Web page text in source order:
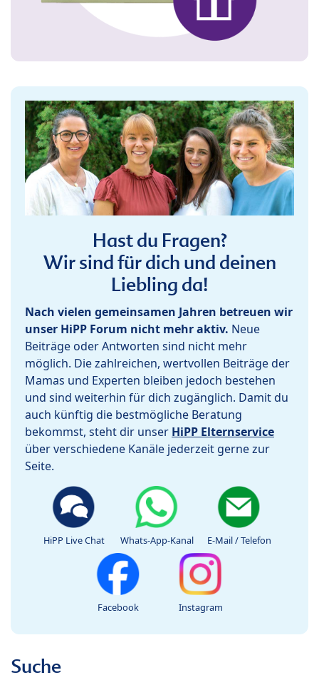
Hast du Fragen?
Wir sind für dich und deinen
Liebling da!
Nach vielen gemeinsamen Jahren betreuen wir
unser HiPP Forum nicht mehr aktiv. Neue
Beiträge oder Antworten sind nicht mehr
möglich. Die zahlreichen, wertvollen Beiträge der
Mamas und Experten bleiben jedoch bestehen
und sind weiterhin für dich zugänglich. Damit du
auch künftig die bestmögliche Beratung
bekommst, steht dir unser HiPP Elternservice
über verschiedene Kanäle jederzeit gerne zur
Seite.
HiPP Live Chat Whats-App-Kanal E-Mail / Telefon
Facebook Instagram
Suche